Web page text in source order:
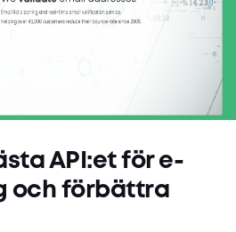
API:et för e-
och förbättra